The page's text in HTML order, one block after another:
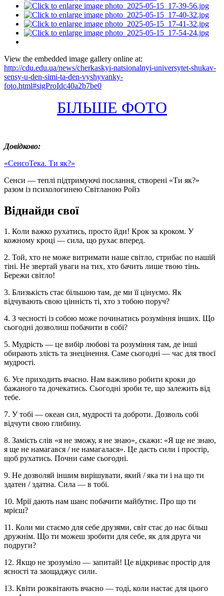
View the embedded image gallery online at:
http://cdu.edu.ua/news/cherkaskyi-natsionalnyi-universytet-shukav-
sensy-u-den-simi-ta-den-vyshyvanky-
foto.html#sigProIdc40a2b7be0
БІЛЬШЕ ФОТО
Довідково:
«СенсоТека. Ти як?»
Сенси — теплі підтримуючі послання, створені «Ти як?»
разом із психологинею Світланою Ройз
Віднайди свої
1. Коли важко рухатись, просто йди! Крок за кроком. У
кожному кроці — сила, що рухає вперед.
2. Той, хто не може витримати наше світло, стрибає по нашій
тіні. Не звертай уваги на тих, хто бачить лише твою тінь.
Бережи світло!
3. Близькість стає більшою там, де ми її цінуємо. Як
відчувають свою цінність ті, хто з тобою поруч?
4. З чесності із собою може починатись розуміння інших. Що
сьогодні дозволиш побачити в собі?
5. Мудрість — це вибір любові та розуміння там, де інші
обирають злість та знецінення. Саме сьогодні — час для твоєї
мудрості.
6. Усе приходить вчасно. Нам важливо робити кроки до
бажаного та дочекатись. Сьогодні зроби те, що залежить від
тебе.
7. У тобі — океан сил, мудрості та доброти. Дозволь собі
відчути свою глибину.
8. Замість слів «я не зможу, я не знаю», скажи: «Я ще не знаю,
я ще не намагався / не намагалася». Це дасть сили і простір,
щоб рухатись. Почни саме сьогодні.
9. Не дозволяй іншим вирішувати, який / яка ти і на що ти
здатен / здатна. Сила — в тобі.
10. Мрії дають нам шанс побачити майбутнє. Про що ти
мрієш?
11. Коли ми стаємо для себе друзями, світ стає до нас більш
дружнім. Що ти можеш зробити для себе, як для друга чи
подруги?
12. Якщо не зрозуміло — запитай! Це відкриває простір для
ясності та заощаджує сили.
13. Квіти розквітають вчасно — тоді, коли настає для цього